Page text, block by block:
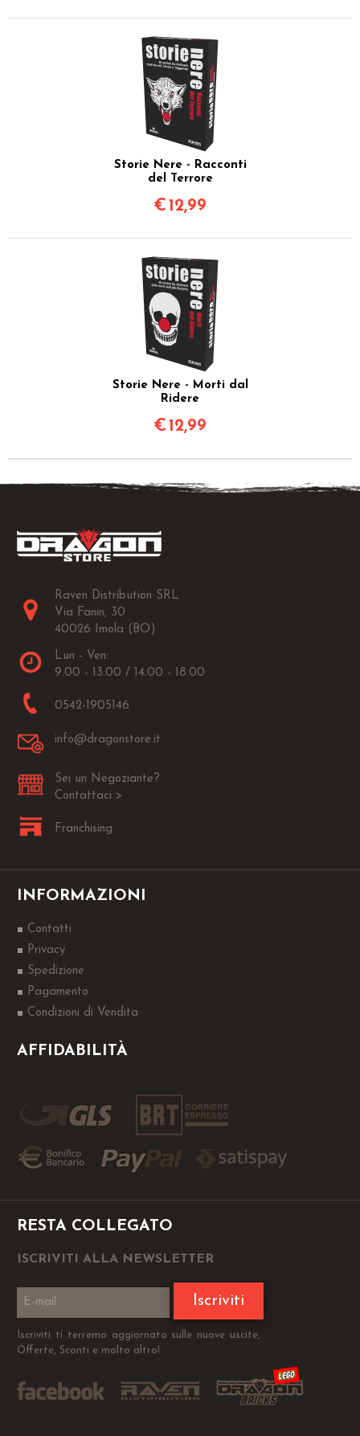
Storie Nere - Racconti
del Terrore
€ 12,99
Storie Nere - Morti dal
Ridere
€ 12,99
Raven Distribution SRL
Via Fanin, 30
40026 Imola (BO)
Lun - Ven:
9.00 - 13.00 / 14.00 - 18.00
0542-1905146
info@dragonstore.it
Sei un Negoziante?
Contattaci >
Franchising
INFORMAZIONI
Contatti
Privacy
Spedizione
Pagamento
Condizioni di Vendita
AFFIDABILITÀ
RESTA COLLEGATO
ISCRIVITI ALLA NEWSLETTER
Iscriviti
Iscriviti ti terremo aggiornato sulle nuove uscite,
Offerte, Sconti e molto altro!